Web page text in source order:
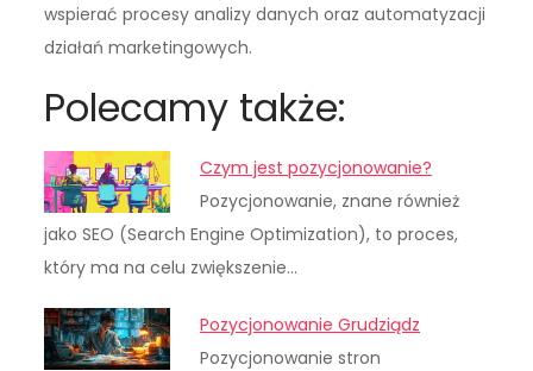
wspierać procesy analizy danych oraz automatyzacji
działań marketingowych.
Polecamy także:
Czym jest pozycjonowanie?
Pozycjonowanie, znane również
jako SEO (Search Engine Optimization), to proces,
który ma na celu zwiększenie…
Pozycjonowanie Grudziądz
Pozycjonowanie stron